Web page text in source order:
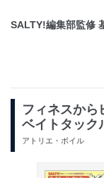
SALTY!編集部監修
フィネスから
ベイトタック
アトリエ・ボイル